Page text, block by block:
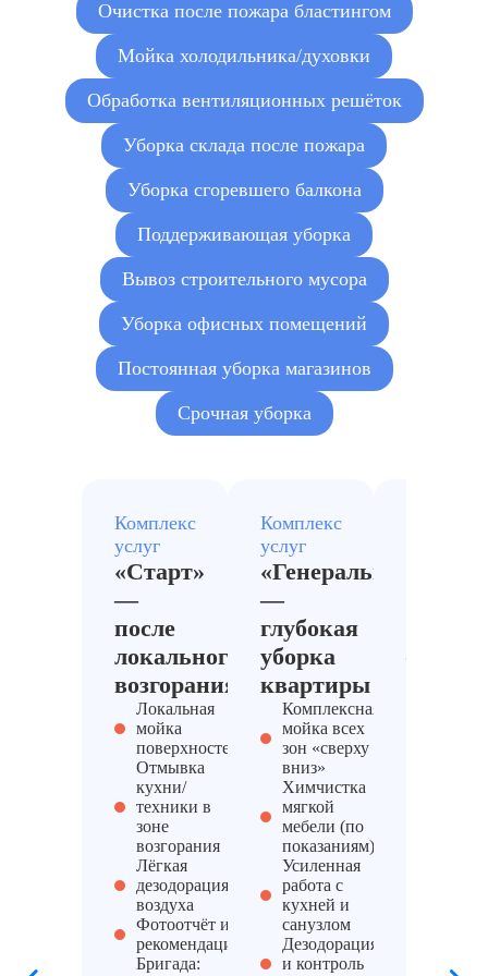
Очистка после пожара бластингом
Мойка холодильника/духовки
Обработка вентиляционных решёток
Уборка склада после пожара
Уборка сгоревшего балкона
Поддерживающая уборка
Вывоз строительного мусора
Уборка офисных помещений
Постоянная уборка магазинов
Срочная уборка
Комплекс
услуг
«Старт»
—
после
локального
возгорания
Локальная
мойка
поверхностей
Отмывка
кухни/
техники в
зоне
возгорания
Лёгкая
дезодорация
воздуха
Фотоотчёт и
рекомендации
Бригада:
Комплекс
услуг
«Генеральный»
—
глубокая
уборка
квартиры
Комплексная
мойка всех
зон «сверху
вниз»
Химчистка
мягкой
мебели (по
показаниям)
Усиленная
работа с
кухней и
санузлом
Дезодорация
и контроль